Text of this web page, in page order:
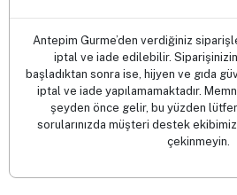
Antepim Gurme’den verdiğiniz
iptal ve iade edilebilir.
başladıktan sonra ise, hijyen ve gıda
iptal ve iade yapılamamaktadır.
şeyden önce gelir, bu yüzden
sorularınızda müşteri destek
çekinmeyin.